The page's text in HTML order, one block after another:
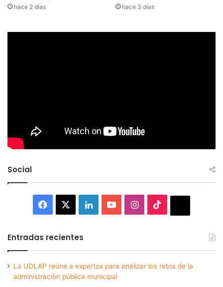
hace 2 días hace 3 días
Social
Facebook LinkedInYouTubeInstagram
Entradas recientes
La UDLAP reúne a expertos para analizar los retos de la
administración pública municipal